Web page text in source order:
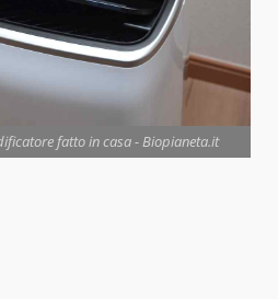
fatto in casa - Biopianeta.it